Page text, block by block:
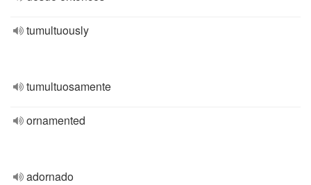
tumultuously
tumultuosamente
ornamented
adornado